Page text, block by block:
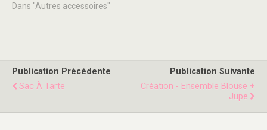
Dans "Autres accessoires"
Publication Précédente
Sac À Tarte
Publication Suivante
Création - Ensemble Blouse +
Jupe